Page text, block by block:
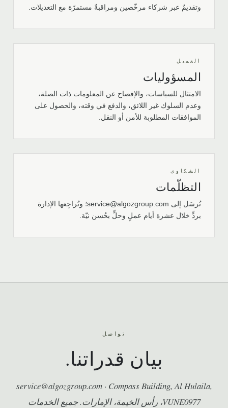
وتقديمٌ عبر شركاء مرخّصين ومراقبةٌ مستمرّة مع التعديلات.
العميل
المسؤوليات
الامتثال للسياسات، والإفصاح عن المعلومات ذات الصلة،
وعدم السلوك غير اللائق، والدفع في وقته، والحصول على
الموافقات المطلوبة للأمن أو النقل.
الشكاوى
التظلّمات
تُرسَل إلى service@algozgroup.com؛ وتُراجِعها الإدارة
بردٍّ خلال عشرة أيام عملٍ وحلٍّ بحُسن نيّة.
تواصل
بيان قدراتنا.
service@algozgroup.com · Compass Building, Al Hulaila,
VUNE0977، رأس الخيمة، الإمارات. جميع الخدمات